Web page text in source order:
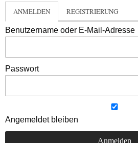
ANMELDEN REGISTRIERUNG
Benutzername oder E-Mail-Adresse
Passwort
Angemeldet bleiben